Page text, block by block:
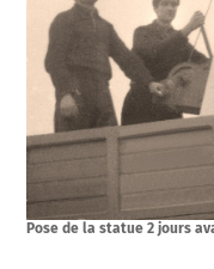
Pose de la statue 2 jours